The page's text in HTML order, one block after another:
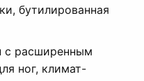
бутилированная
с расширенным
ног, климат-